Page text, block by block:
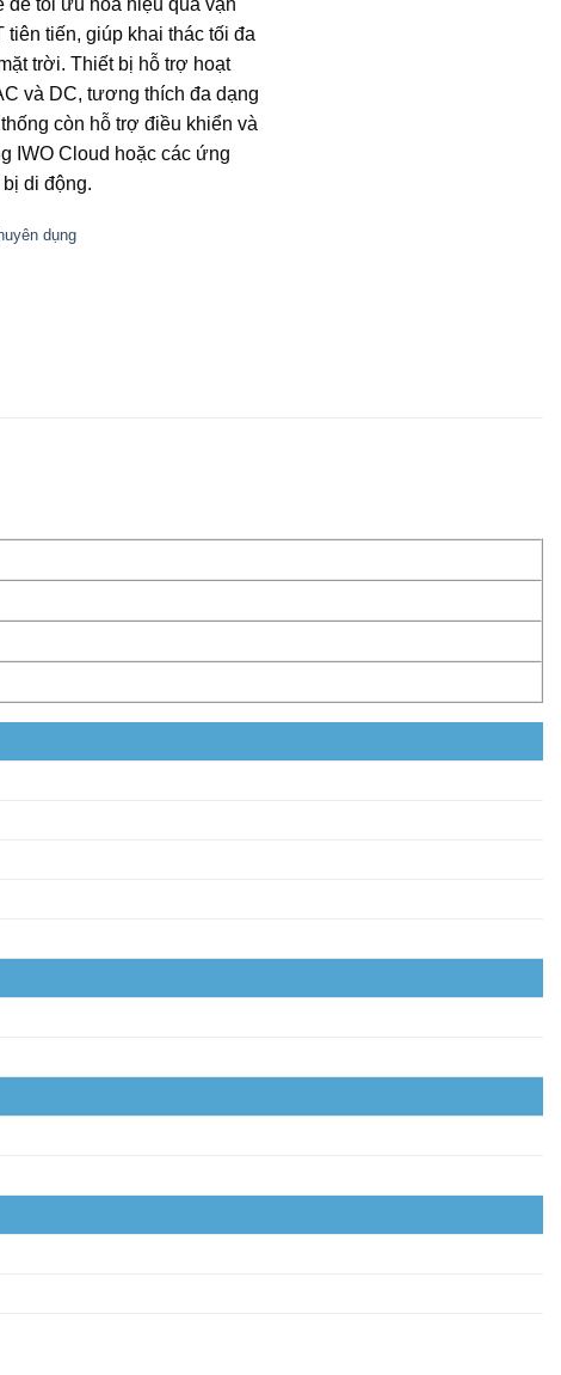
tiến, giúp khai thác tối đa
trời. Thiết bị hỗ trợ hoạt
và DC, tương thích đa dạng
còn hỗ trợ điều khiển và
IWO Cloud hoặc các ứng
di động.
dụng